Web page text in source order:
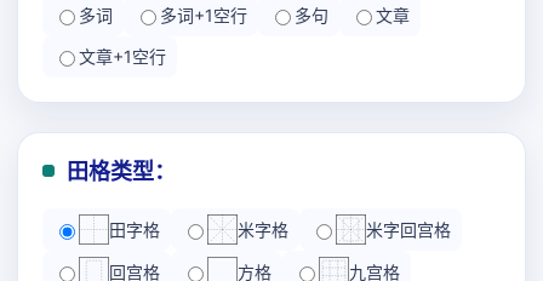
多词
多词+1空行 多句
文章
文章+1空行
田格类型：
田字格 米字格 米字回宫格
回宫格 方格 九宫格